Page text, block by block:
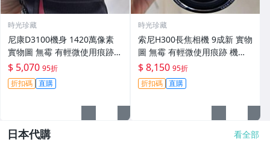
時光珍藏
尼康D3100機身 1420萬像素
實物圖 無霉 有輕微使用痕跡
機身原裝 無拆修無翻新 臨-34
3
$ 5,070 95折
折扣碼 直購
時光珍藏
索尼H300長焦相機 9成新 實物
圖 無霉 有輕微使用痕跡 機身
鏡頭原裝 無拆修無翻新-3430
$ 8,150 95折
折扣碼 直購
日本代購 看全部